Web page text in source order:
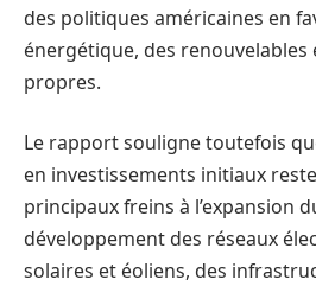
des politiques américaines en
énergétique, des renouvelables
propres.
Le rapport souligne toutefois
en investissements initiaux
principaux freins à l’expansion
développement des réseaux
solaires et éoliens, des